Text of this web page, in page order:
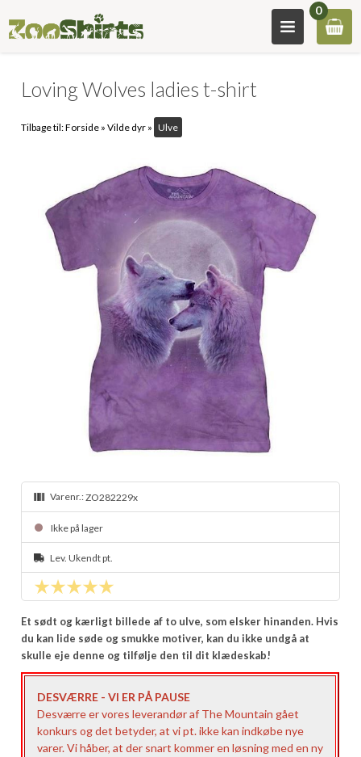
0
Loving Wolves ladies t-shirt
Tilbage til:Forside »Vilde dyr » Ulve
Varenr.:ZO282229x
Ikke på lager
Lev. Ukendt pt.
Et sødt og kærligt billede af to ulve, som elsker hinanden. Hvis
du kan lide søde og smukke motiver, kan du ikke undgå at
skulle eje denne og tilfølje den til dit klædeskab!
DESVÆRRE - VI ER PÅ PAUSE
Desværre er vores leverandør af The Mountain gået
konkurs og det betyder, at vi pt. ikke kan indkøbe nye
varer. Vi håber, at der snart kommer en løsning med en ny